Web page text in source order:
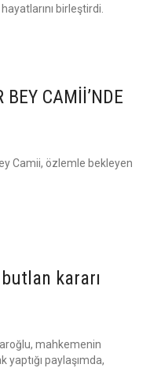
birleştirdi.
BEY CAMİİ’NDE
Camii, özlemle bekleyen
kararı
mahkemenin
paylaşımda,